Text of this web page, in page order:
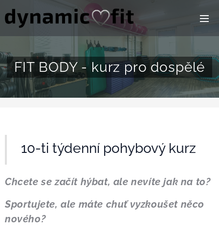
FIT BODY - kurz pro dospělé
10-ti týdenní pohybový kurz
Chcete se začít hýbat, ale nevíte jak na to?
Sportujete, ale máte chuť vyzkoušet něco
nového?